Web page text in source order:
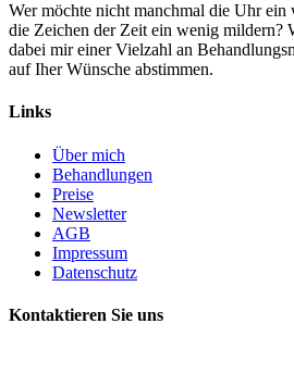
Wer möchte nicht manchmal die Uhr ein
die Zeichen der Zeit ein wenig mildern?
dabei mir einer Vielzahl an
auf Iher Wünsche abstimmen.
Links
Über mich
Behandlungen
Preise
Newsletter
AGB
Impressum
Datenschutz
Kontaktieren Sie uns